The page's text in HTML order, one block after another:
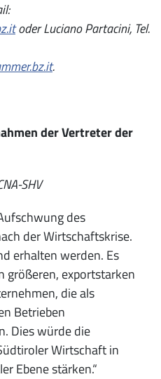
oder Luciano Partacini, Tel.
.
der Vertreter der
SHV
des
der Wirtschaftskrise.
erhalten werden. Es
größeren, exportstarken
die als
Betrieben
Dies würde die
Wirtschaft in
Ebene stärken.“